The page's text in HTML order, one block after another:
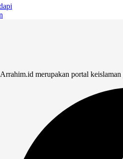
Arrahim.id merupakan portal